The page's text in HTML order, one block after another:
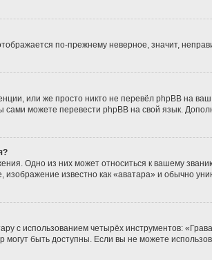
по-прежнему неверное, значит,
или же просто никто не перевёл phpBB на
сами можете перевести phpBB на свой язык.
Одно из них может относиться к вашему
известно как «аватара» и обычно
с использованием четырёх инструментов:
могут быть доступны. Если вы не можете